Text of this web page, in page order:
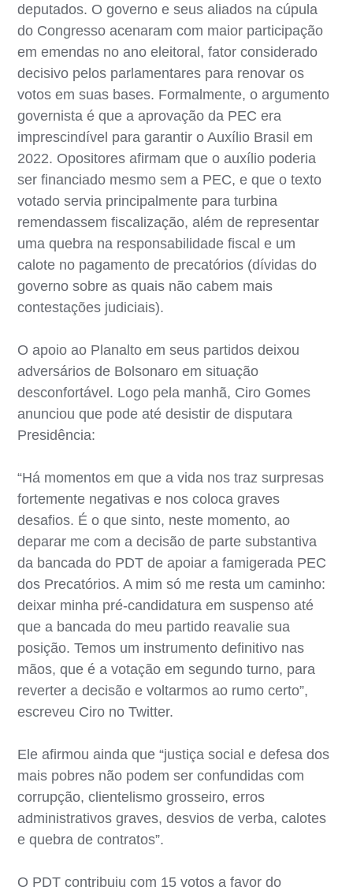
deputados. O governo e seus aliados na cúpula
do Congresso acenaram com maior participação
em emendas no ano eleitoral, fator considerado
decisivo pelos parlamentares para renovar os
votos em suas bases. Formalmente, o argumento
governista é que a aprovação da PEC era
imprescindível para garantir o Auxílio Brasil em
2022. Opositores afirmam que o auxílio poderia
ser financiado mesmo sem a PEC, e que o texto
votado servia principalmente para turbina
remendassem fiscalização, além de representar
uma quebra na responsabilidade fiscal e um
calote no pagamento de precatórios (dívidas do
governo sobre as quais não cabem mais
contestações judiciais).
O apoio ao Planalto em seus partidos deixou
adversários de Bolsonaro em situação
desconfortável. Logo pela manhã, Ciro Gomes
anunciou que pode até desistir de disputara
Presidência:
“Há momentos em que a vida nos traz surpresas
fortemente negativas e nos coloca graves
desafios. É o que sinto, neste momento, ao
deparar me com a decisão de parte substantiva
da bancada do PDT de apoiar a famigerada PEC
dos Precatórios. A mim só me resta um caminho:
deixar minha pré-candidatura em suspenso até
que a bancada do meu partido reavalie sua
posição. Temos um instrumento definitivo nas
mãos, que é a votação em segundo turno, para
reverter a decisão e voltarmos ao rumo certo”,
escreveu Ciro no Twitter.
Ele afirmou ainda que “justiça social e defesa dos
mais pobres não podem ser confundidas com
corrupção, clientelismo grosseiro, erros
administrativos graves, desvios de verba, calotes
e quebra de contratos”.
O PDT contribuiu com 15 votos a favor do